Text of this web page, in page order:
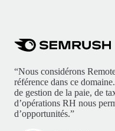
“Nous considérons
référence dans ce
de gestion de la paie, de
d’opérations RH nous
d’opportunités.”